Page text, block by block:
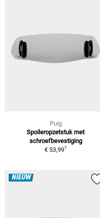
Puig
Spoileropzetstuk met
schroefbevestiging
€ 53,991
NIEUW